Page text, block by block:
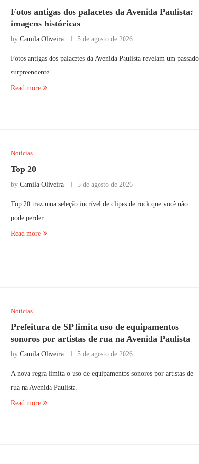
Fotos antigas dos palacetes da Avenida Paulista:
imagens históricas
by Camila Oliveira 5 de agosto de 2026
Fotos antigas dos palacetes da Avenida Paulista revelam um passado
surpreendente.
Read more
Notícias
Top 20
by Camila Oliveira 5 de agosto de 2026
Top 20 traz uma seleção incrível de clipes de rock que você não
pode perder.
Read more
Notícias
Prefeitura de SP limita uso de equipamentos
sonoros por artistas de rua na Avenida Paulista
by Camila Oliveira 5 de agosto de 2026
A nova regra limita o uso de equipamentos sonoros por artistas de
rua na Avenida Paulista.
Read more